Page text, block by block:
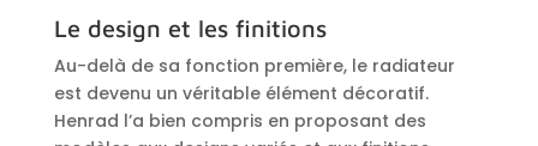
Le design et les finitions
Au-delà de sa fonction première, le radiateur
est devenu un véritable élément décoratif.
Henrad l’a bien compris en proposant des